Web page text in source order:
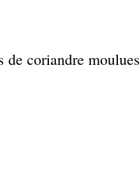
coriandre moulues